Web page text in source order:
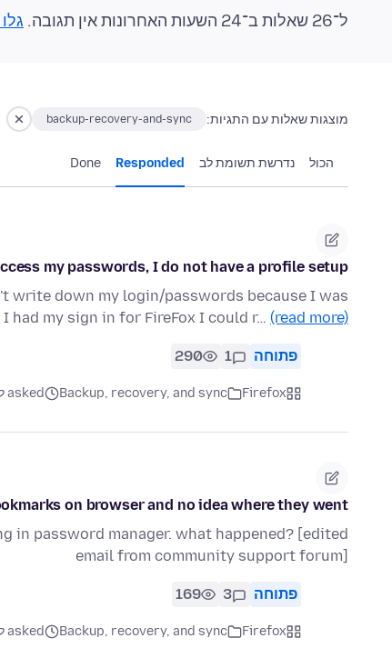
ל־26 שאלות ב־24 השעות האחרונות אין תגובה.
מוצגות שאלות עם התגיות: backup-recovery-and-sync
הכול נדרשת תשומת לב Responded
Done
my passwords, I do not have a profile setup
write down my login/passwords because I was
had my sign in for FireFox I could r… (read more)
פתוחה 1
290
Firefox
Backup, recovery, and sync asked לפני 5 חודשים
on browser and no idea where they went?
in password manager. what happened? [edited
email from community support forum]
פתוחה 3
169
Firefox
Backup, recovery, and sync asked לפני 5 חודשים